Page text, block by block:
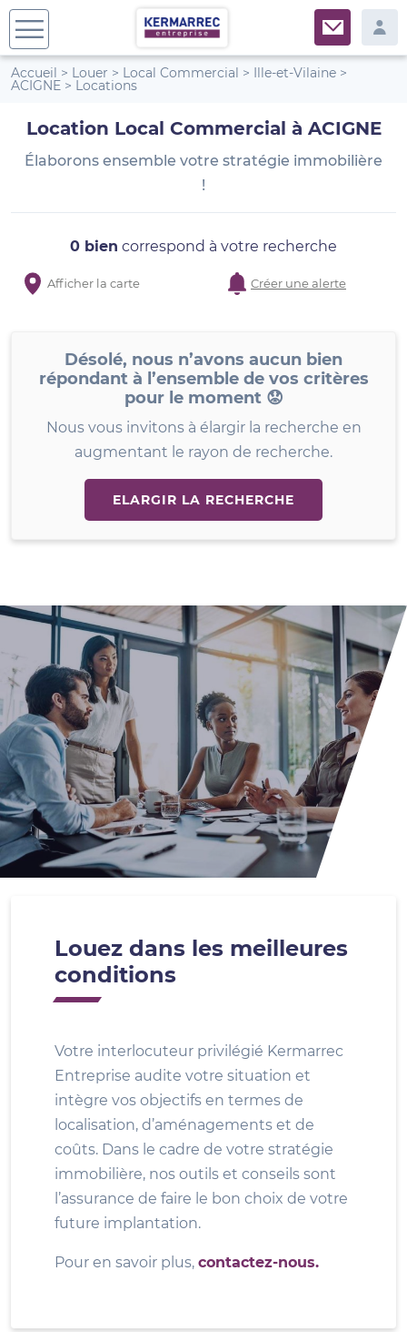
Accueil > Louer > Local Commercial > Ille-et-Vilaine >
ACIGNE > Locations
Location Local Commercial à ACIGNE
Élaborons ensemble votre stratégie immobilière
!
0 bien correspond à votre recherche
Afficher la carte Créer une alerte
Désolé, nous n’avons aucun bien
répondant à l’ensemble de vos critères
pour le moment 😟
Nous vous invitons à élargir la recherche en
augmentant le rayon de recherche.
ELARGIR LA RECHERCHE
Louez dans les meilleures
conditions
Votre interlocuteur privilégié Kermarrec
Entreprise audite votre situation et
intègre vos objectifs en termes de
localisation, d’aménagements et de
coûts. Dans le cadre de votre stratégie
immobilière, nos outils et conseils sont
l’assurance de faire le bon choix de votre
future implantation.
Pour en savoir plus, contactez-nous.